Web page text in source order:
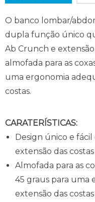
O banco lombar/
dupla função único
Ab Crunch e extensão
almofada para as
uma ergonomia
costas.
CARATERÍSTICAS:
Design único e
extensão das
Almofada para as
45 graus para uma
extensão das costas